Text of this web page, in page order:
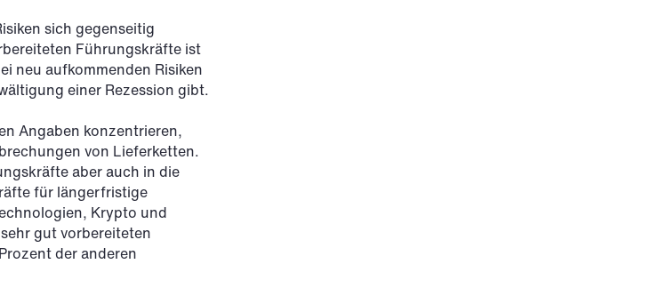
sich gegenseitig
Führungskräfte ist
neu aufkommenden Risiken
einer Rezession gibt.
Angaben konzentrieren,
von Lieferketten.
aber auch in die
für längerfristige
Krypto und
gut vorbereiteten
der anderen